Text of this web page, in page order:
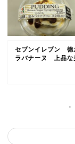
セブンイレブン 徳
ラバナーヌ 上品な